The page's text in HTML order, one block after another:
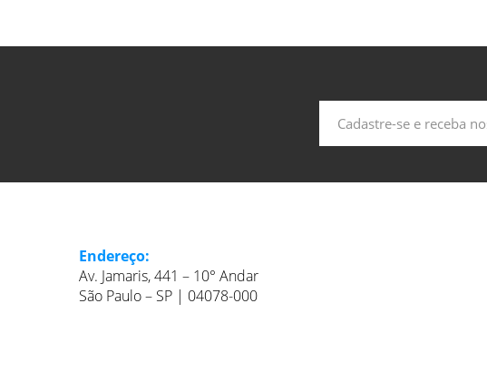
Endereço:
Av. Jamaris, 441 – 10° Andar
São Paulo – SP | 04078-000